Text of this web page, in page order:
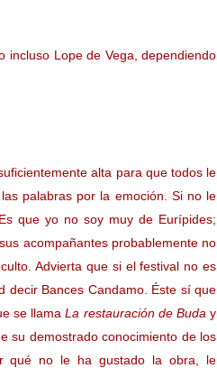
incluso Lope de Vega, dependiendo
alta para que todos le
palabras por la emoción. Si no le
que yo no soy muy de Eurípides;
acompañantes probablemente no
Advierta que si el festival no es
decir Bances Candamo. Éste sí que
se llamaLa restauración de Buda y
su demostrado conocimiento de los
qué no le ha gustado la obra, le